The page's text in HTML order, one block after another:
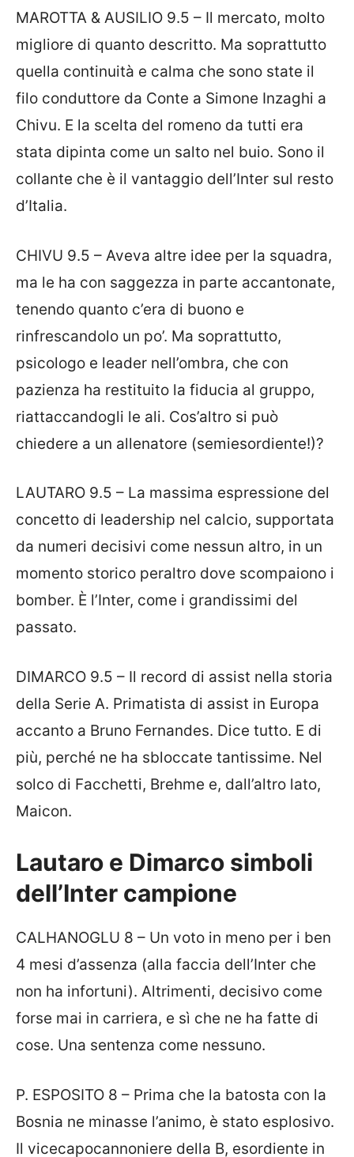
MAROTTA & AUSILIO 9.5 – Il mercato, molto
migliore di quanto descritto. Ma soprattutto
quella continuità e calma che sono state il
filo conduttore da Conte a Simone Inzaghi a
Chivu. E la scelta del romeno da tutti era
stata dipinta come un salto nel buio. Sono il
collante che è il vantaggio dell’Inter sul resto
d’Italia.
CHIVU 9.5 – Aveva altre idee per la squadra,
ma le ha con saggezza in parte accantonate,
tenendo quanto c’era di buono e
rinfrescandolo un po’. Ma soprattutto,
psicologo e leader nell’ombra, che con
pazienza ha restituito la fiducia al gruppo,
riattaccandogli le ali. Cos’altro si può
chiedere a un allenatore (semiesordiente!)?
LAUTARO 9.5 – La massima espressione del
concetto di leadership nel calcio, supportata
da numeri decisivi come nessun altro, in un
momento storico peraltro dove scompaiono i
bomber. È l’Inter, come i grandissimi del
passato.
DIMARCO 9.5 – Il record di assist nella storia
della Serie A. Primatista di assist in Europa
accanto a Bruno Fernandes. Dice tutto. E di
più, perché ne ha sbloccate tantissime. Nel
solco di Facchetti, Brehme e, dall’altro lato,
Maicon.
Lautaro e Dimarco simboli
dell’Inter campione
CALHANOGLU 8 – Un voto in meno per i ben
4 mesi d’assenza (alla faccia dell’Inter che
non ha infortuni). Altrimenti, decisivo come
forse mai in carriera, e sì che ne ha fatte di
cose. Una sentenza come nessuno.
P. ESPOSITO 8 – Prima che la batosta con la
Bosnia ne minasse l’animo, è stato esplosivo.
Il vicecapocannoniere della B, esordiente in